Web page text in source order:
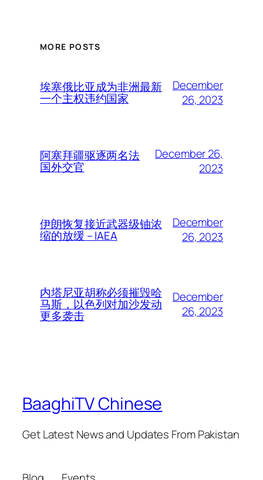
MORE POSTS
埃塞俄比亚成为非洲最新
一个主权违约国家
December
26, 2023
阿塞拜疆驱逐两名法
国外交官
December 26,
2023
伊朗恢复接近武器级铀浓
缩的放缓 – IAEA
December
26, 2023
内塔尼亚胡称必须摧毁哈
马斯，以色列对加沙发动
更多袭击
December
26, 2023
BaaghiTV Chinese
Get Latest News and Updates From Pakistan